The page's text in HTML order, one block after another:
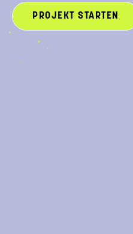
PROJEKT STARTEN